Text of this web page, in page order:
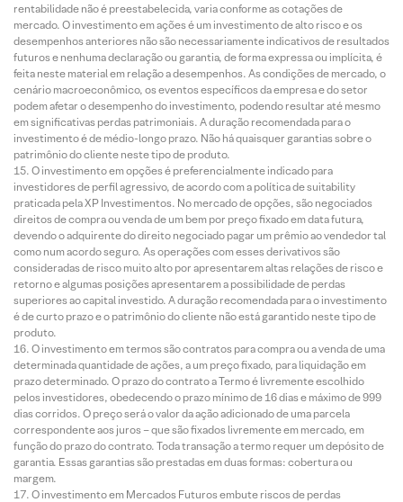
rentabilidade não é preestabelecida, varia conforme as cotações de
mercado. O investimento em ações é um investimento de alto risco e os
desempenhos anteriores não são necessariamente indicativos de resultados
futuros e nenhuma declaração ou garantia, de forma expressa ou implícita, é
feita neste material em relação a desempenhos. As condições de mercado, o
cenário macroeconômico, os eventos específicos da empresa e do setor
podem afetar o desempenho do investimento, podendo resultar até mesmo
em significativas perdas patrimoniais. A duração recomendada para o
investimento é de médio-longo prazo. Não há quaisquer garantias sobre o
patrimônio do cliente neste tipo de produto.
O investimento em opções é preferencialmente indicado para
investidores de perfil agressivo, de acordo com a política de suitability
praticada pela XP Investimentos. No mercado de opções, são negociados
direitos de compra ou venda de um bem por preço fixado em data futura,
devendo o adquirente do direito negociado pagar um prêmio ao vendedor tal
como num acordo seguro. As operações com esses derivativos são
consideradas de risco muito alto por apresentarem altas relações de risco e
retorno e algumas posições apresentarem a possibilidade de perdas
superiores ao capital investido. A duração recomendada para o investimento
é de curto prazo e o patrimônio do cliente não está garantido neste tipo de
produto.
O investimento em termos são contratos para compra ou a venda de uma
determinada quantidade de ações, a um preço fixado, para liquidação em
prazo determinado. O prazo do contrato a Termo é livremente escolhido
pelos investidores, obedecendo o prazo mínimo de 16 dias e máximo de 999
dias corridos. O preço será o valor da ação adicionado de uma parcela
correspondente aos juros – que são fixados livremente em mercado, em
função do prazo do contrato. Toda transação a termo requer um depósito de
garantia. Essas garantias são prestadas em duas formas: cobertura ou
margem.
O investimento em Mercados Futuros embute riscos de perdas